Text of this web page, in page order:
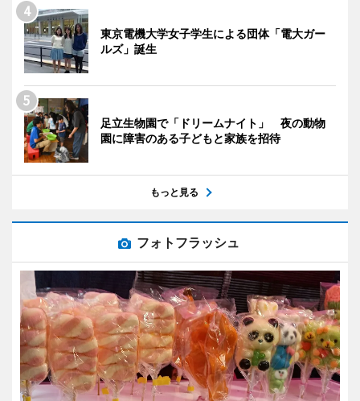
東京電機大学女子学生による団体「電大ガー
ルズ」誕生
足立生物園で「ドリームナイト」 夜の動物
園に障害のある子どもと家族を招待
もっと見る
フォトフラッシュ